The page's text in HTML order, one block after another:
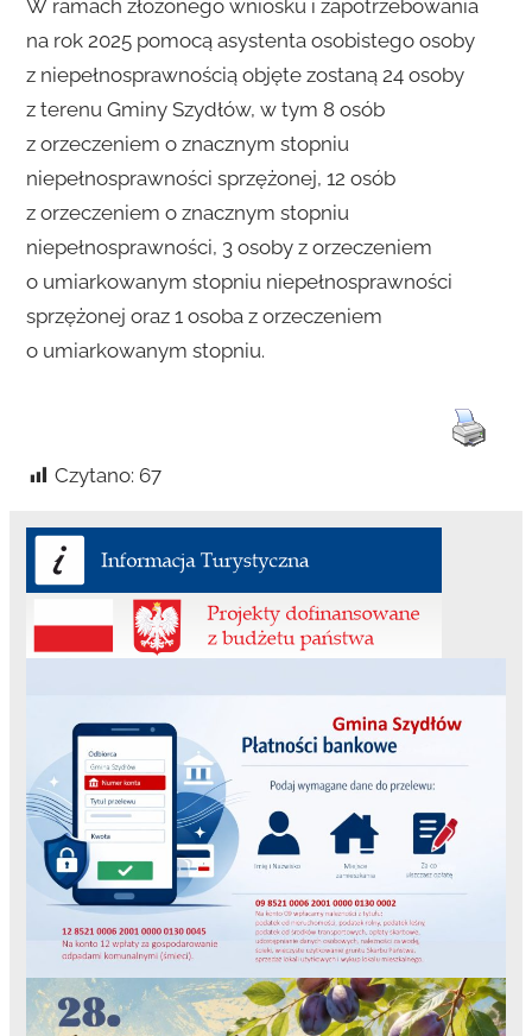
W ramach złożonego wniosku i zapotrzebowania
na rok 2025 pomocą asystenta osobistego osoby
z niepełnosprawnością objęte zostaną 24 osoby
z terenu Gminy Szydłów, w tym 8 osób
z orzeczeniem o znacznym stopniu
niepełnosprawności sprzężonej, 12 osób
z orzeczeniem o znacznym stopniu
niepełnosprawności, 3 osoby z orzeczeniem
o umiarkowanym stopniu niepełnosprawności
sprzężonej oraz 1 osoba z orzeczeniem
o umiarkowanym stopniu.
Czytano: 67